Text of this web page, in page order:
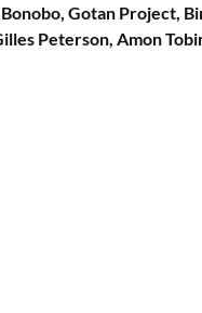
Bonobo, Gotan Project,
Peterson, Amon